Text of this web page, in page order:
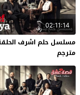
02:11:14
مترجم